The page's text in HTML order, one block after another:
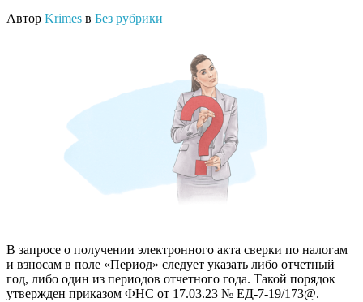
Автор Krimes в Без рубрики
В запросе о получении электронного акта сверки по налогам
и взносам в поле «Период» следует указать либо отчетный
год, либо один из периодов отчетного года. Такой порядок
утвержден приказом ФНС от 17.03.23 № ЕД-7-19/173@.